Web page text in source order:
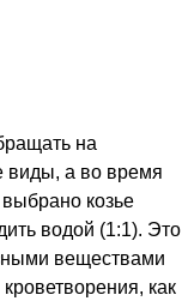
на
виды, а во время
козье
водой (1:1). Это
веществами
как